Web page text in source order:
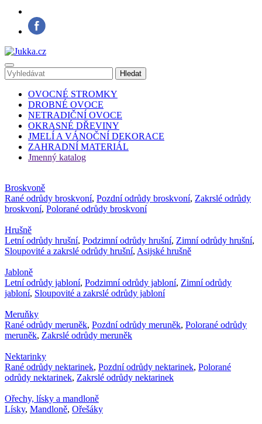
OVOCNÉ STROMKY
DROBNÉ OVOCE
NETRADIČNÍ OVOCE
OKRASNÉ DŘEVINY
JMELÍ A VÁNOČNÍ DEKORACE
ZAHRADNÍ MATERIÁL
Jmenný katalog
Broskvoně
Rané odrůdy broskvoní, Pozdní odrůdy broskvoní, Zakrslé odrůdy
broskvoní, Polorané odrůdy broskvoní
Hrušně
Letní odrůdy hrušní, Podzimní odrůdy hrušní, Zimní odrůdy hrušní,
Sloupovité a zakrslé odrůdy hrušní, Asijské hrušně
Jabloně
Letní odrůdy jabloní, Podzimní odrůdy jabloní, Zimní odrůdy
jabloní, Sloupovité a zakrslé odrůdy jabloní
Meruňky
Rané odrůdy meruněk, Pozdní odrůdy meruněk, Polorané odrůdy
meruněk, Zakrslé odrůdy meruněk
Nektarinky
Rané odrůdy nektarinek, Pozdní odrůdy nektarinek, Polorané
odrůdy nektarinek, Zakrslé odrůdy nektarinek
Ořechy, lísky a mandloně
Lísky, Mandloně, Ořešáky